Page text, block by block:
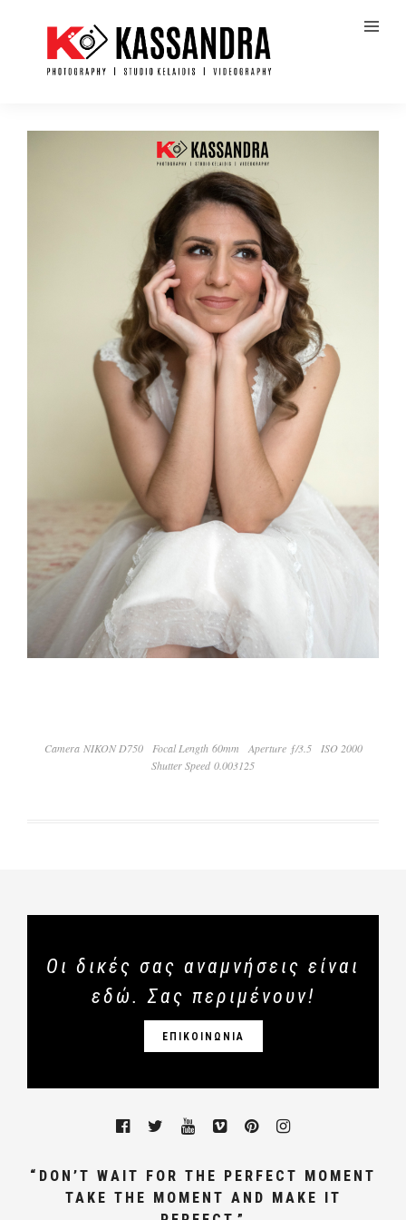
Camera NIKON D750 Focal Length 60mm Aperture ƒ/3.5
ISO 2000
Shutter Speed 0.003125
Οι δικές σας αναμνήσεις είναι
εδώ. Σας περιμένουν!
ΕΠΙΚΟΙΝΩΝΙΑ
“DON’T WAIT FOR THE PERFECT MOMENT
TAKE THE MOMENT AND MAKE IT